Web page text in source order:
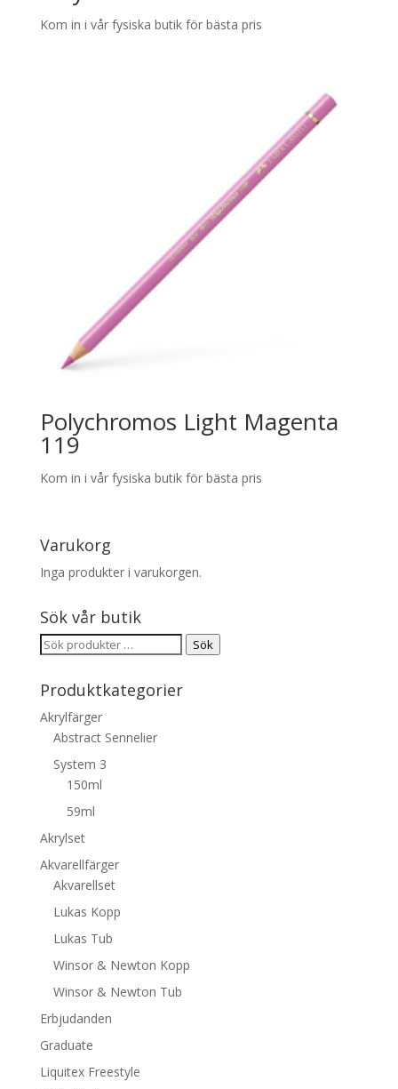
Kom in i vår fysiska butik för bästa pris
Polychromos Light Magenta
119
Kom in i vår fysiska butik för bästa pris
Varukorg
Inga produkter i varukorgen.
Sök vår butik
Sök
Sök
Produktkategorier
Akrylfärger
Abstract Sennelier
System 3
150ml
59ml
Akrylset
Akvarellfärger
Akvarellset
Lukas Kopp
Lukas Tub
Winsor & Newton Kopp
Winsor & Newton Tub
Erbjudanden
Graduate
Liquitex Freestyle